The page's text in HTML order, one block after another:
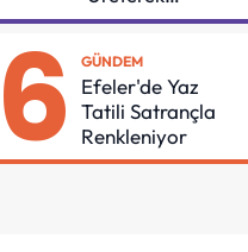
Güçleniyorlar
6 GÜNDEM
Efeler'de Yaz
Tatili Satrançla
Renkleniyor